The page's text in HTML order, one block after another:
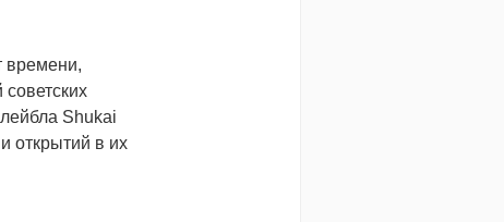
времени,
Shukai
открытий в их